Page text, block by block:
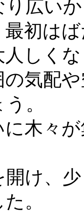
広い
初は
人しく
気配
。
木々が
け、
。